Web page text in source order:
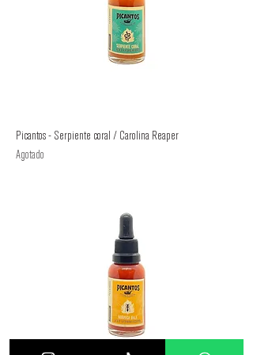
Picantos - Serpiente coral / Carolina Reaper
Agotado